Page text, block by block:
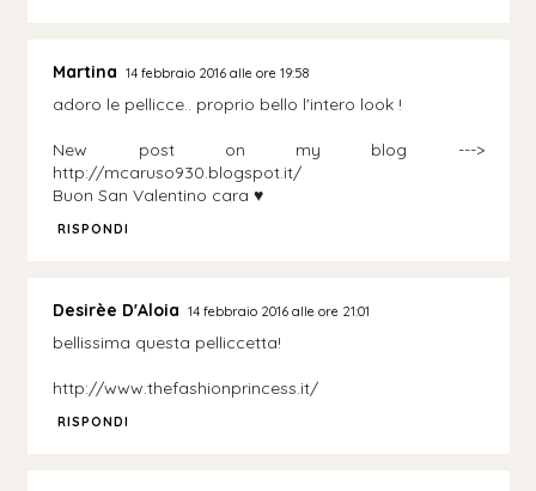
Martina 14 febbraio 2016 alle ore 19:58
adoro le pellicce.. proprio bello l'intero look !
New post on my blog --->
http://mcaruso930.blogspot.it/
Buon San Valentino cara ♥
RISPONDI
Desirèe D'Aloia 14 febbraio 2016 alle ore 21:01
bellissima questa pelliccetta!
http://www.thefashionprincess.it/
RISPONDI